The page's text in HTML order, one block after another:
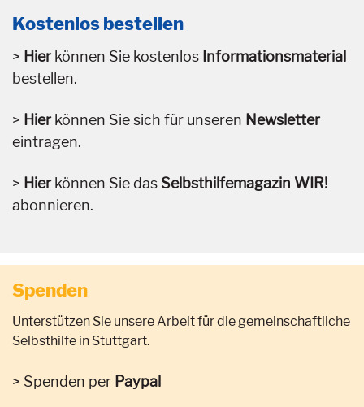
Kostenlos bestellen
Hierkönnen Sie kostenlos Informationsmaterial
bestellen.
Hierkönnen Sie sich für unseren Newsletter
eintragen.
Hierkönnen Sie das Selbsthilfemagazin WIR!
abonnieren.
Spenden
Unterstützen Sie unsere Arbeit für die gemeinschaftliche
Selbsthilfe in Stuttgart.
Spenden per Paypal